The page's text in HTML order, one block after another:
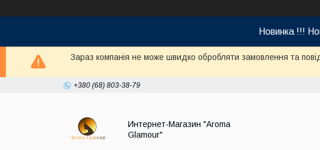
Новинка !!!
Зараз компанія не може швидко обробляти замовлення та
+380 (68) 803-38-79
Интернет-Магазин "Aroma
Glamour"